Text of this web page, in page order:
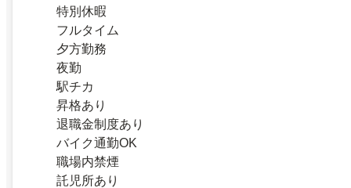
特別休暇
フルタイム
夕方勤務
夜勤
駅チカ
昇格あり
退職金制度あり
バイク通勤OK
職場内禁煙
託児所あり